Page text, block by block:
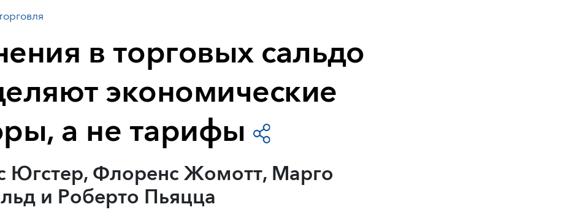
в торговых сальдо
экономические
а не тарифы
Югстер, Флоренс Жомотт, Марго
и Роберто Пьяцца